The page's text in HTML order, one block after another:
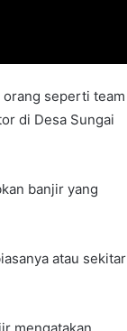
orang seperti team
di Desa Sungai
banjir yang
atau sekitar